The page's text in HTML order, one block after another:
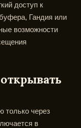
доступ к
Гандия или
возможности
только через
в